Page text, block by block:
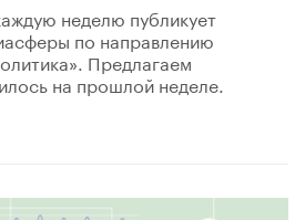
неделю публикует
по направлению
Предлагаем
на прошлой неделе.